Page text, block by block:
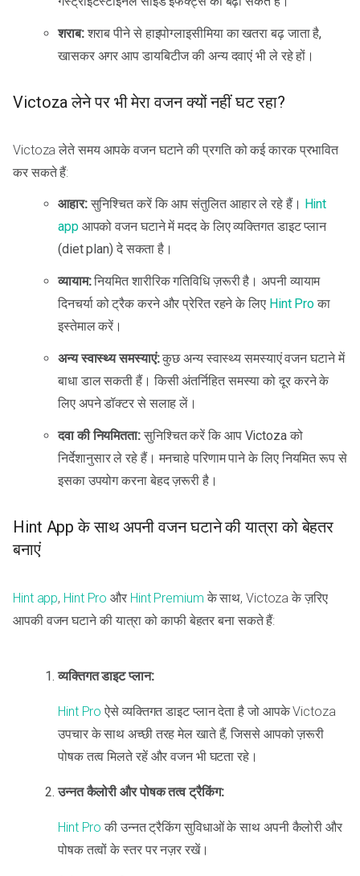
शराब:शराब पीने से हाइपोग्लाइसीमिया का खतरा बढ़ जाता है,
खासकर अगर आप डायबिटीज की अन्य दवाएं भी ले रहे हों।
Victoza लेने पर भी मेरा वजन क्यों नहीं घट रहा?
Victoza लेते समय आपके वजन घटाने की प्रगति को कई कारक प्रभावित
कर सकते हैं:
आहार:सुनिश्चित करें कि आप संतुलित आहार ले रहे हैं। Hint
appआपको वजन घटाने में मदद के लिए व्यक्तिगत डाइट प्लान
(diet plan) दे सकता है।
व्यायाम:नियमित शारीरिक गतिविधि ज़रूरी है। अपनी व्यायाम
दिनचर्या को ट्रैक करने और प्रेरित रहने के लिए Hint Pro का
इस्तेमाल करें।
अन्य स्वास्थ्य समस्याएं:कुछ अन्य स्वास्थ्य समस्याएं वजन घटाने में
बाधा डाल सकती हैं। किसी अंतर्निहित समस्या को दूर करने के
लिए अपने डॉक्टर से सलाह लें।
दवा की नियमितता:सुनिश्चित करें कि आप Victoza को
निर्देशानुसार ले रहे हैं। मनचाहे परिणाम पाने के लिए नियमित रूप से
इसका उपयोग करना बेहद ज़रूरी है।
Hint App के साथ अपनी वजन घटाने की यात्रा को बेहतर
बनाएं
Hint app, Hint Pro और Hint Premium के साथ, Victoza के ज़रिए
आपकी वजन घटाने की यात्रा को काफी बेहतर बना सकते हैं:
व्यक्तिगत डाइट प्लान:
Hint Pro ऐसे व्यक्तिगत डाइट प्लान देता है जो आपके Victoza
उपचार के साथ अच्छी तरह मेल खाते हैं, जिससे आपको ज़रूरी
पोषक तत्व मिलते रहें और वजन भी घटता रहे।
उन्नत कैलोरी और पोषक तत्व ट्रैकिंग:
Hint Pro की उन्नत ट्रैकिंग सुविधाओं के साथ अपनी कैलोरी और
पोषक तत्वों के स्तर पर नज़र रखें।